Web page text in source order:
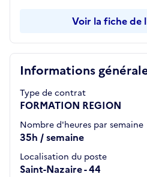
Informations
Type de contrat
FORMATION REGION
Nombre d'heures par semaine
35h / semaine
Localisation du poste
Saint-Nazaire - 44
Voir la fiche de